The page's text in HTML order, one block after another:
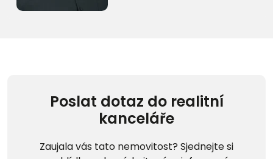
Poslat dotaz do realitní
kanceláře
Zaujala vás tato nemovitost? Sjednejte si